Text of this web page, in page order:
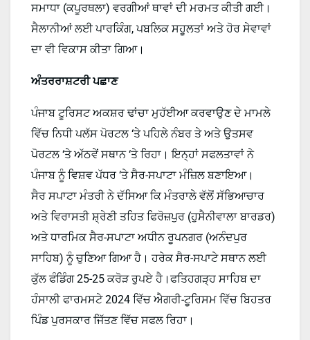
ਸਮਾਧਾ (ਕਪੂਰਥਲਾ) ਵਰਗੀਆਂ ਥਾਵਾਂ ਦੀ ਮਰਮਤ ਕੀਤੀ ਗਈ।
ਸੈਲਾਨੀਆਂ ਲਈ ਪਾਰਕਿੰਗ, ਪਬਲਿਕ ਸਹੂਲਤਾਂ ਅਤੇ ਹੋਰ ਸੇਵਾਵਾਂ
ਦਾ ਵੀ ਵਿਕਾਸ ਕੀਤਾ ਗਿਆ।
ਅੰਤਰਰਾਸ਼ਟਰੀ ਪਛਾਣ
ਪੰਜਾਬ ਟੂਰਿਸਟ ਅਕਸ਼ਰ ਢਾਂਚਾ ਮੁਹੱਈਆ ਕਰਵਾਉਣ ਦੇ ਮਾਮਲੇ
ਵਿੱਚ ਨਿਧੀ ਪਲੱਸ ਪੋਰਟਲ ‘ਤੇ ਪਹਿਲੇ ਨੰਬਰ ਤੇ ਅਤੇ ਉਤਸਵ
ਪੋਰਟਲ ‘ਤੇ ਅੱਠਵੇਂ ਸਥਾਨ ‘ਤੇ ਰਿਹਾ। ਇਨ੍ਹਾਂ ਸਫਲਤਾਵਾਂ ਨੇ
ਪੰਜਾਬ ਨੂੰ ਵਿਸ਼ਵ ਪੱਧਰ ‘ਤੇ ਸੈਰ-ਸਪਾਟਾ ਮੰਜ਼ਿਲ ਬਣਾਇਆ।
ਸੈਰ ਸਪਾਟਾ ਮੰਤਰੀ ਨੇ ਦੱਸਿਆ ਕਿ ਮੰਤਰਾਲੇ ਵੱਲੋਂ ਸੱਭਿਆਚਾਰ
ਅਤੇ ਵਿਰਾਸਤੀ ਸ਼੍ਰੇਣੀ ਤਹਿਤ ਫਿਰੋਜ਼ਪੁਰ (ਹੁਸੈਨੀਵਾਲਾ ਬਾਰਡਰ)
ਅਤੇ ਧਾਰਮਿਕ ਸੈਰ-ਸਪਾਟਾ ਅਧੀਨ ਰੂਪਨਗਰ (ਅਨੰਦਪੁਰ
ਸਾਹਿਬ) ਨੂੰ ਚੁਣਿਆ ਗਿਆ ਹੈ। ਹਰੇਕ ਸੈਰ-ਸਪਾਟੇ ਸਥਾਨ ਲਈ
ਕੁੱਲ ਫੰਡਿੰਗ 25-25 ਕਰੋੜ ਰੁਪਏ ਹੈ।ਫਤਿਹਗੜ੍ਹ ਸਾਹਿਬ ਦਾ
ਹੰਸਾਲੀ ਫਾਰਮਸਟੇ 2024 ਵਿੱਚ ਐਗਰੀ-ਟੂਰਿਸਮ ਵਿੱਚ ਬਿਹਤਰ
ਪਿੰਡ ਪੁਰਸਕਾਰ ਜਿੱਤਣ ਵਿੱਚ ਸਫਲ ਰਿਹਾ।